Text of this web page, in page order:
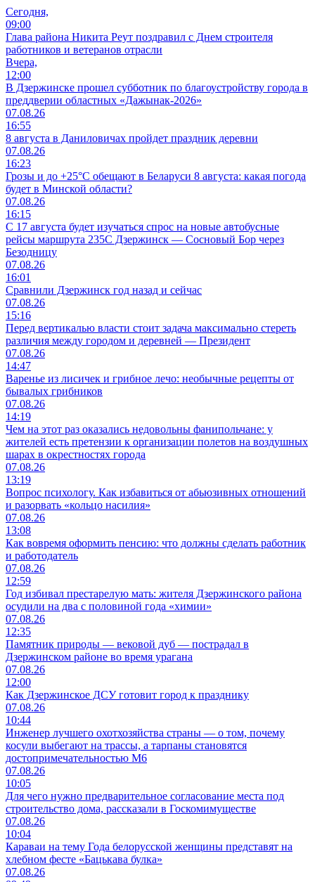
Сегодня,
09:00
Глава района Никита Реут поздравил с Днем строителя
работников и ветеранов отрасли
Вчера,
12:00
В Дзержинске прошел субботник по благоустройству города в
преддверии областных «Дажынак-2026»
07.08.26
16:55
8 августа в Даниловичах пройдет праздник деревни
07.08.26
16:23
Грозы и до +25°С обещают в Беларуси 8 августа: какая погода
будет в Минской области?
07.08.26
16:15
С 17 августа будет изучаться спрос на новые автобусные
рейсы маршрута 235С Дзержинск — Сосновый Бор через
Безодницу
07.08.26
16:01
Сравнили Дзержинск год назад и сейчас
07.08.26
15:16
Перед вертикалью власти стоит задача максимально стереть
различия между городом и деревней — Президент
07.08.26
14:47
Варенье из лисичек и грибное лечо: необычные рецепты от
бывалых грибников
07.08.26
14:19
Чем на этот раз оказались недовольны фанипольчане: у
жителей есть претензии к организации полетов на воздушных
шарах в окрестностях города
07.08.26
13:19
Вопрос психологу. Как избавиться от абьюзивных отношений
и разорвать «кольцо насилия»
07.08.26
13:08
Как вовремя оформить пенсию: что должны сделать работник
и работодатель
07.08.26
12:59
Год избивал престарелую мать: жителя Дзержинского района
осудили на два с половиной года «химии»
07.08.26
12:35
Памятник природы — вековой дуб — пострадал в
Дзержинском районе во время урагана
07.08.26
12:00
Как Дзержинское ДСУ готовит город к празднику
07.08.26
10:44
Инженер лучшего охотхозяйства страны — о том, почему
косули выбегают на трассы, а тарпаны становятся
достопримечательностью М6
07.08.26
10:05
Для чего нужно предварительное согласование места под
строительство дома, рассказали в Госкомимуществе
07.08.26
10:04
Караваи на тему Года белорусской женщины представят на
хлебном фесте «Бацькава булка»
07.08.26